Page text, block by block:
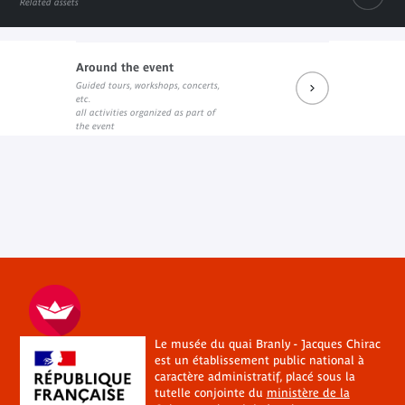
Prochains rendez-vous du salon de lecture J.K.
External link
Réécouter les dernières rencontres
External link
Les prochains rendez-vous
External link
Around the event
Guided tours, workshops, concerts,
etc.
all activities organized as part of
the event
Le musée du quai Branly - Jacques Chirac
est un établissement public national à
caractère administratif, placé sous la
tutelle conjointe du ministère de la